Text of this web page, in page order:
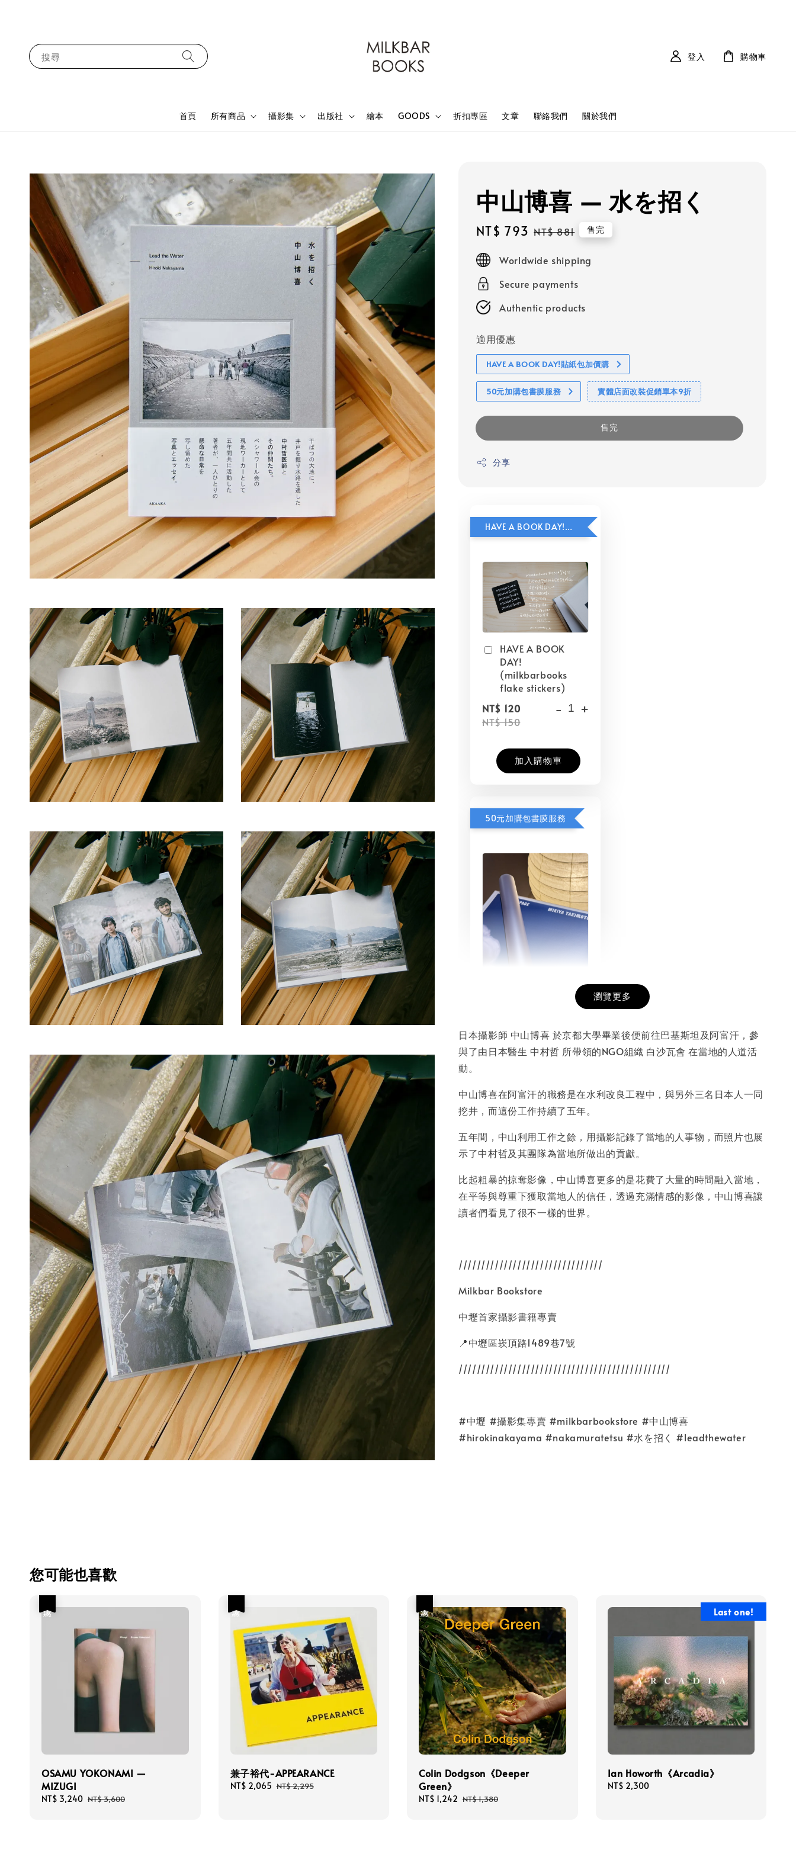
搜尋
首頁 所有商品 攝影集 出版社 繪本 GOODS 折扣專區 文章 聯絡我們 關於我們
登入 購物車
中山博喜 — 水を招く
Sale
price
NT$ 793 Regular
NT$ 881 售完
Worldwide shipping
Secure payments
Authentic products
適用優惠
HAVE A BOOK DAY!貼紙包加價購
50元加購包書膜服務 實體店面改裝促銷單本9折
售完
分享
HAVE A BOOK DAY!貼紙包加價購
HAVE A BOOK
DAY!
(milkbarbooks
flake stickers)
NT$ 120
NT$ 150
- +
加入購物車
50元加購包書膜服務
NT$ 50
NT$ 100
- +
瀏覽更多
日本攝影師 中山博喜 於京都大學畢業後便前往巴基斯坦及阿富汗，參
與了由日本醫生 中村哲 所帶領的NGO組織 白沙瓦會 在當地的人道活
動。
中山博喜在阿富汗的職務是在水利改良工程中，與另外三名日本人一同
挖井，而這份工作持續了五年。
五年間，中山利用工作之餘，用攝影記錄了當地的人事物，而照片也展
示了中村哲及其團隊為當地所做出的貢獻。
比起粗暴的掠奪影像，中山博喜更多的是花費了大量的時間融入當地，
在平等與尊重下獲取當地人的信任，透過充滿情感的影像，中山博喜讓
讀者們看見了很不一樣的世界。
////////////////////////////////
Milkbar Bookstore
中壢首家攝影書籍專賣
📍中壢區崁頂路1489巷7號
///////////////////////////////////////////////
#中壢 #攝影集專賣 #milkbarbookstore #中山博喜
#hirokinakayama #nakamuratetsu #水を招く #leadthewater
您可能也喜歡
OSAMU YOKONAMI —
MIZUGI
Sale
NT$ 3,240 Regular
NT$ 3,600
兼子裕代-APPEARANCE
Sale
NT$ 2,065 Regular
NT$ 2,295
Colin Dodgson《Deeper
Green》
Sale
NT$ 1,242 Regular
NT$ 1,380
Last one!
Ian Howorth《Arcadia》
Regular
NT$ 2,300